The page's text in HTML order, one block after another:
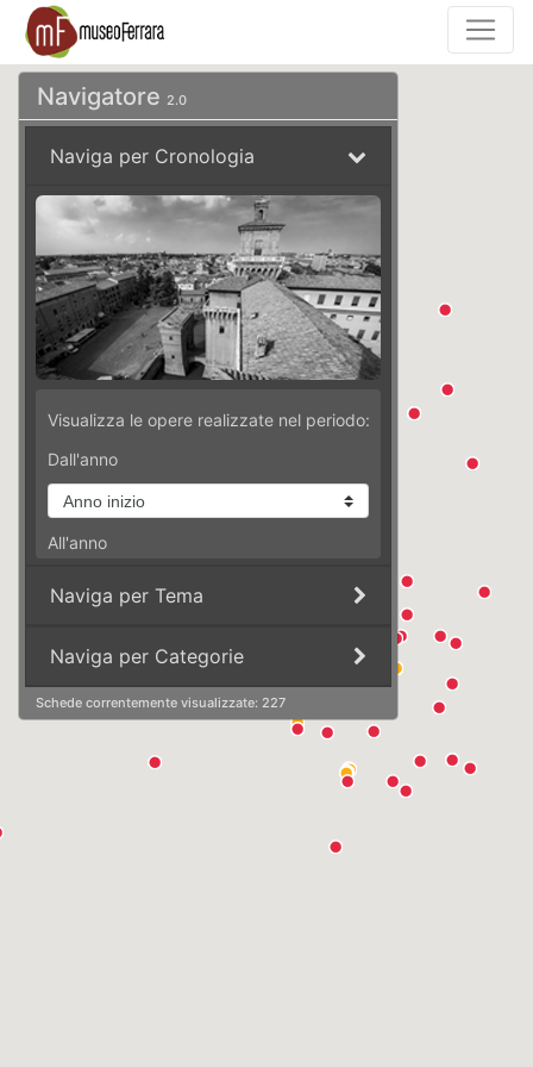
Navigatore 2.0
Naviga per Cronologia
Visualizza le opere realizzate nel periodo:
Dall'anno
All'anno
Naviga per Tema
Naviga per Categorie
Schede correntemente visualizzate: 227